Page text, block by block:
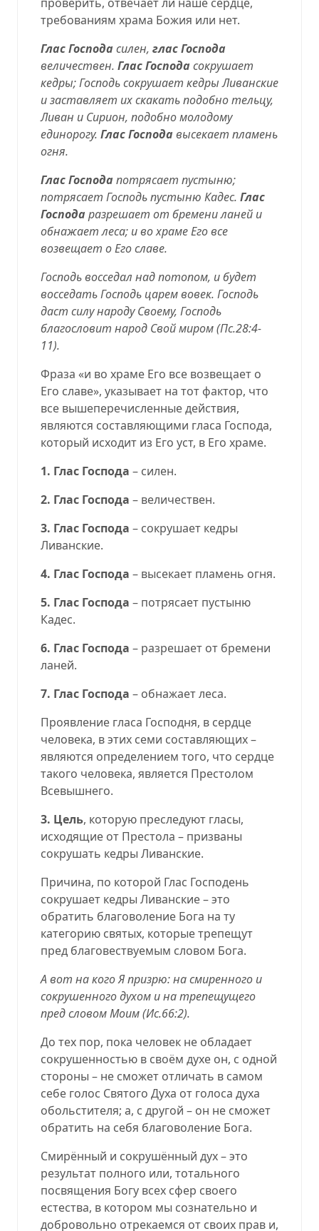
требованиям храма Божия или нет.
Глас Господа силен, глас Господа
величествен. Глас Господа сокрушает
кедры; Господь сокрушает кедры Ливанские
и заставляет их скакать подобно тельцу,
Ливан и Сирион, подобно молодому
единорогу. Глас Господа высекает пламень
огня.
Глас Господа потрясает пустыню;
потрясает Господь пустыню Кадес. Глас
Господа разрешает от бремени ланей и
обнажает леса; и во храме Его все
возвещает о Его славе.
Господь восседал над потопом, и будет
восседать Господь царем вовек. Господь
даст силу народу Своему, Господь
благословит народ Свой миром (Пс.28:4-
11).
Фраза «и во храме Его все возвещает о
Его славе», указывает на тот фактор, что
все вышеперечисленные действия,
являются составляющими гласа Господа,
который исходит из Его уст, в Его храме.
1. Глас Господа – силен.
2. Глас Господа – величествен.
3. Глас Господа – сокрушает кедры
Ливанские.
4. Глас Господа – высекает пламень огня.
5. Глас Господа – потрясает пустыню
Кадес.
6. Глас Господа – разрешает от бремени
ланей.
7. Глас Господа – обнажает леса.
Проявление гласа Господня, в сердце
человека, в этих семи составляющих –
являются определением того, что сердце
такого человека, является Престолом
Всевышнего.
3. Цель, которую преследуют гласы,
исходящие от Престола – призваны
сокрушать кедры Ливанские.
Причина, по которой Глас Господень
сокрушает кедры Ливанские – это
обратить благоволение Бога на ту
категорию святых, которые трепещут
пред благовествуемым словом Бога.
А вот на кого Я призрю: на смиренного и
сокрушенного духом и на трепещущего
пред словом Моим (Ис.66:2).
До тех пор, пока человек не обладает
сокрушенностью в своём духе он, с одной
стороны – не сможет отличать в самом
себе голос Святого Духа от голоса духа
обольстителя; а, с другой – он не сможет
обратить на себя благоволение Бога.
Смирённый и сокрушённый дух – это
результат полного или, тотального
посвящения Богу всех сфер своего
естества, в котором мы сознательно и
добровольно отрекаемся от своих прав и,